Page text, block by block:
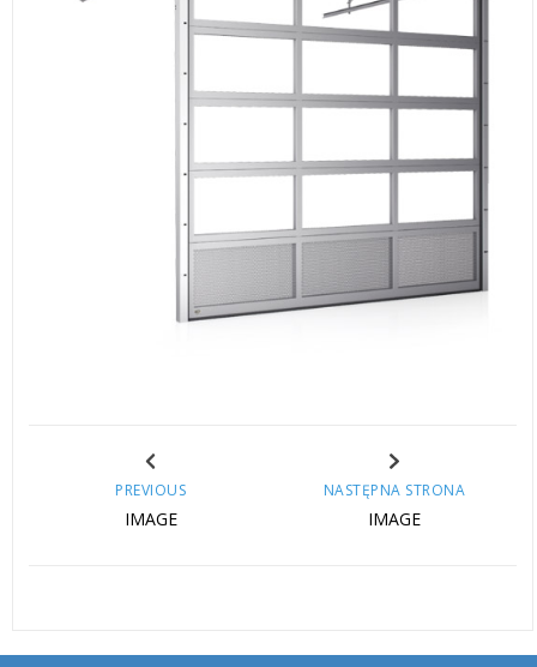
NASTĘPNA STRONA
IMAGE
PREVIOUS
IMAGE